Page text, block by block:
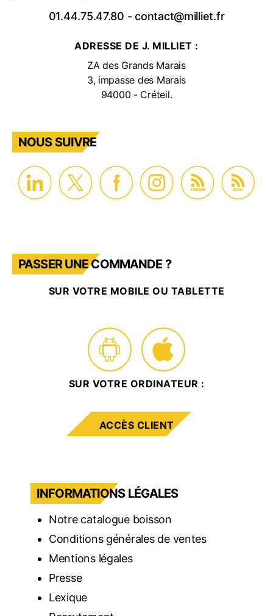
01.44.75.47.80 -contact@milliet.fr
ADRESSE DE J. MILLIET :
ZA des Grands Marais
3, impasse des Marais
94000 - Créteil.
NOUS SUIVRE
PROMO ACTU
PASSER UNE COMMANDE ?
SUR VOTRE MOBILE OU TABLETTE
SUR VOTRE ORDINATEUR :
ACCÈS CLIENT
INFORMATIONS LÉGALES
Notre catalogue boisson
Conditions générales de ventes
Mentions légales
Presse
Lexique